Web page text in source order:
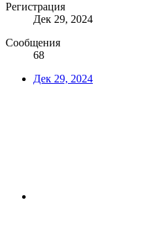
Регистрация
Дек 29, 2024
Сообщения
68
Дек 29, 2024